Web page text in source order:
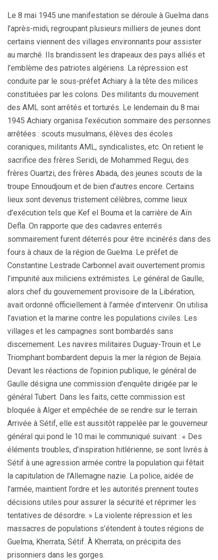
Le 8 mai 1945 une manifestation se déroule à Guelma dans
l’après-midi, regroupant plusieurs milliers de jeunes dont
certains viennent des villages environnants pour assister
au marché. Ils brandissent les drapeaux des pays alliés et
l’emblème des patriotes algériens. La répression est
conduite par le sous-préfet Achiary à la tête des milices
constituées par les colons. Des militants du mouvement
des AML sont arrêtés et torturés. Le lendemain du 8 mai
1945 Achiary organisa l’exécution sommaire des personnes
arrêtées : scouts musulmans, élèves des écoles
coraniques, militants AML, syndicalistes, etc. On retient le
sacrifice des frères Seridi, de Mohammed Regui, des
frères Ouartzi, des frères Abada, des jeunes scouts de la
troupe Ennoudjoum et de bien d’autres encore. Certains
lieux sont devenus tristement célèbres, comme lieux
d’exécution tels que Kef el Bouma et la carrière de Aïn
Defla. On rapporte que des cadavres enterrés
sommairement furent déterrés pour être incinérés dans des
fours à chaux de la région de Guelma. Le préfet de
Constantine Lestrade Carbonnel avait ouvertement promis
l’impunité aux miliciens extrémistes. Le général de Gaulle,
alors chef du gouvernement provisoire de la Libération,
avait ordonné officiellement à l’armée d’intervenir. On utilisa
l’aviation et la marine contre les populations civiles. Les
villages et les campagnes sont bombardés sans
discernement. Les navires militaires Duguay-Trouin et Le
Triomphant bombardent depuis la mer la région de Bejaïa.
Devant les réactions de l’opinion publique, le général de
Gaulle désigna une commission d’enquête dirigée par le
général Tubert. Dans les faits, cette commission est
bloquée à Alger et empêchée de se rendre sur le terrain.
Arrivée à Sétif, elle est aussitôt rappelée par le gouverneur
général qui pond le 10 mai le communiqué suivant : « Des
éléments troubles, d’inspiration hitlérienne, se sont livrés à
Sétif à une agression armée contre la population qui fêtait
la capitulation de l’Allemagne nazie. La police, aidée de
l’armée, maintient l’ordre et les autorités prennent toutes
décisions utiles pour assurer la sécurité et réprimer les
tentatives de désordre. » La violente répression et les
massacres de populations s’étendent à toutes régions de
Guelma, Kherrata, Sétif. À Kherrata, on précipita des
prisonniers dans les gorges.